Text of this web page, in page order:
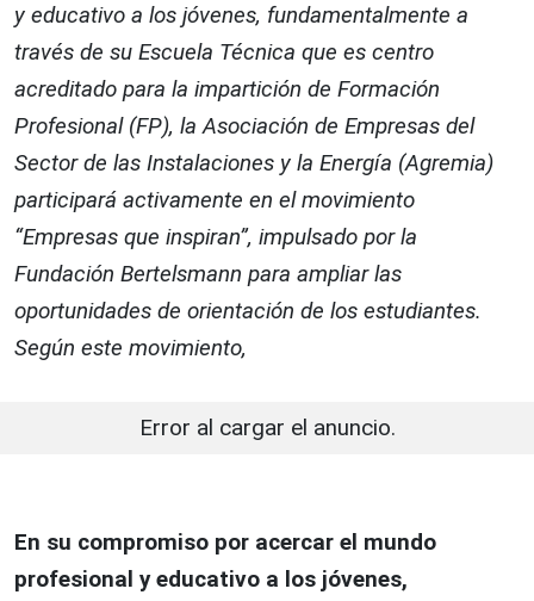
y educativo a los jóvenes, fundamentalmente a
través de su Escuela Técnica que es centro
acreditado para la impartición de Formación
Profesional (FP), la Asociación de Empresas del
Sector de las Instalaciones y la Energía (Agremia)
participará activamente en el movimiento
“Empresas que inspiran”, impulsado por la
Fundación Bertelsmann para ampliar las
oportunidades de orientación de los estudiantes.
Según este movimiento,
Error al cargar el anuncio.
En su compromiso por acercar el mundo
profesional y educativo a los jóvenes,